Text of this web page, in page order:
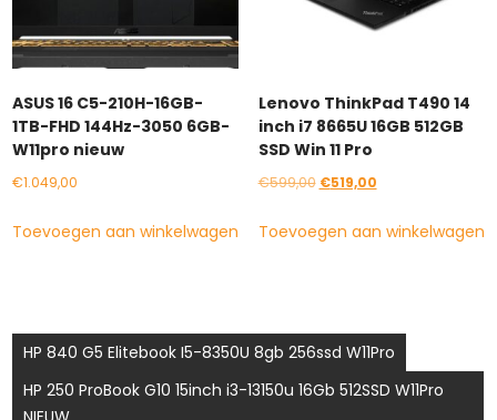
ASUS 16 C5-210H-16GB-
1TB-FHD 144Hz-3050 6GB-
W11pro nieuw
€1.049,00
Toevoegen aan winkelwagen
Lenovo ThinkPad T490 14
inch i7 8665U 16GB 512GB
SSD Win 11 Pro
€599,00 Oorspronkelijke
was:
€519,00Huidige
is:
Toevoegen aan winkelwagen
Bericht
navigatie
HP 840 G5 Elitebook I5-8350U 8gb 256ssd W11Pro
HP 250 ProBook G10 15inch i3-13150u 16Gb 512SSD W11Pro